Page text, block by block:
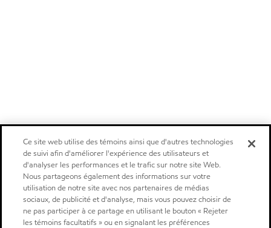
Ce site web utilise des témoins ainsi que d'autres technologies
de suivi afin d'améliorer l'expérience des utilisateurs et
d'analyser les performances et le trafic sur notre site Web.
Nous partageons également des informations sur votre
utilisation de notre site avec nos partenaires de médias
sociaux, de publicité et d'analyse, mais vous pouvez choisir de
ne pas participer à ce partage en utilisant le bouton « Rejeter
les témoins facultatifs » ou en signalant les préférences